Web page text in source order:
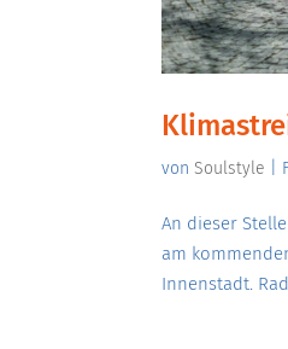
vonSoulstyle
An dieser
am
Innenstadt.